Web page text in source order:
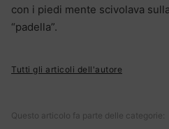
con i piedi mente scivolava
“padella”.
Tutti gli articoli dell'autore
Questo articolo fa parte delle categorie: